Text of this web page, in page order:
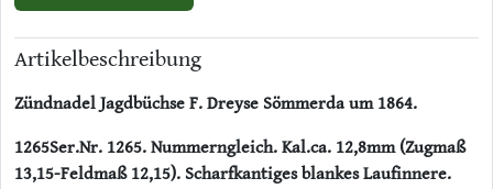
Artikelbeschreibung
Zündnadel Jagdbüchse F. Dreyse Sömmerda um 1864.
1265Ser.Nr. 1265. Nummerngleich. Kal.ca. 12,8mm (Zugmaß
13,15-Feldmaß 12,15). Scharfkantiges blankes Laufinnere.